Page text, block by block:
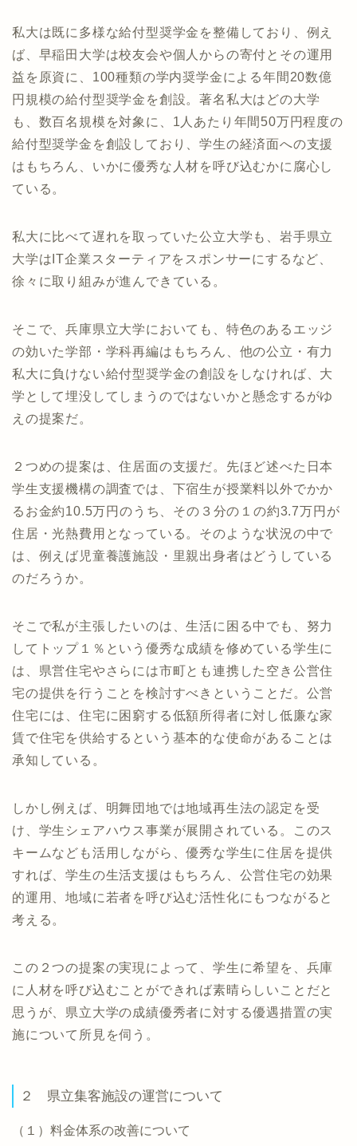
私大は既に多様な給付型奨学金を整備しており、例え
ば、早稲田大学は校友会や個人からの寄付とその運用
益を原資に、100種類の学内奨学金による年間20数億
円規模の給付型奨学金を創設。著名私大はどの大学
も、数百名規模を対象に、1人あたり年間50万円程度の
給付型奨学金を創設しており、学生の経済面への支援
はもちろん、いかに優秀な人材を呼び込むかに腐心し
ている。
私大に比べて遅れを取っていた公立大学も、岩手県立
大学はIT企業スターティアをスポンサーにするなど、
徐々に取り組みが進んできている。
そこで、兵庫県立大学においても、特色のあるエッジ
の効いた学部・学科再編はもちろん、他の公立・有力
私大に負けない給付型奨学金の創設をしなければ、大
学として埋没してしまうのではないかと懸念するがゆ
えの提案だ。
２つめの提案は、住居面の支援だ。先ほど述べた日本
学生支援機構の調査では、下宿生が授業料以外でかか
るお金約10.5万円のうち、その３分の１の約3.7万円が
住居・光熱費用となっている。そのような状況の中で
は、例えば児童養護施設・里親出身者はどうしている
のだろうか。
そこで私が主張したいのは、生活に困る中でも、努力
してトップ１％という優秀な成績を修めている学生に
は、県営住宅やさらには市町とも連携した空き公営住
宅の提供を行うことを検討すべきということだ。公営
住宅には、住宅に困窮する低額所得者に対し低廉な家
賃で住宅を供給するという基本的な使命があることは
承知している。
しかし例えば、明舞団地では地域再生法の認定を受
け、学生シェアハウス事業が展開されている。このス
キームなども活用しながら、優秀な学生に住居を提供
すれば、学生の生活支援はもちろん、公営住宅の効果
的運用、地域に若者を呼び込む活性化にもつながると
考える。
この２つの提案の実現によって、学生に希望を、兵庫
に人材を呼び込むことができれば素晴らしいことだと
思うが、県立大学の成績優秀者に対する優遇措置の実
施について所見を伺う。
２ 県立集客施設の運営について
（１）料金体系の改善について